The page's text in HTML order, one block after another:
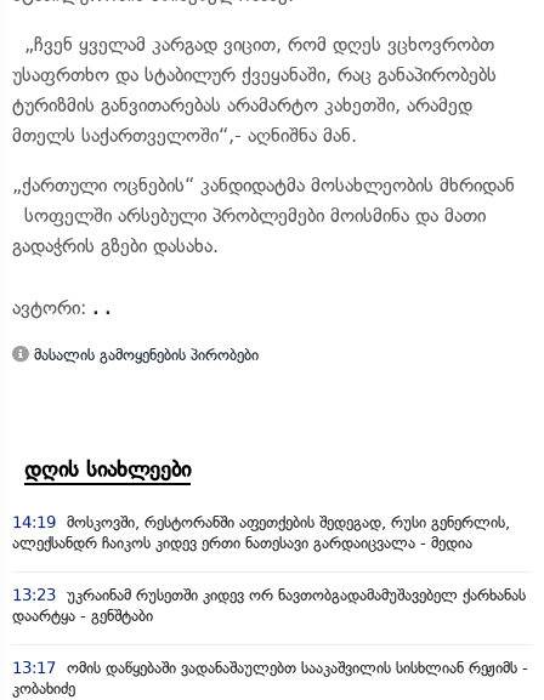
„ჩვენ ყველამ კარგად ვიცით, რომ დღეს ვცხოვრობთ
უსაფრთხო და სტაბილურ ქვეყანაში, რაც განაპირობებს
ტურიზმის განვითარებას არამარტო კახეთში, არამედ
მთელს საქართველოში“,- აღნიშნა მან.
„ქართული ოცნების“ კანდიდატმა მოსახლეობის მხრიდან
სოფელში არსებული პრობლემები მოისმინა და მათი
გადაჭრის გზები დასახა.
ავტორი: . .
მასალის გამოყენების პირობები
დღის სიახლეები
14:19 მოსკოვში, რესტორანში აფეთქების შედეგად, რუსი გენერლის,
ალექსანდრ ჩაიკოს კიდევ ერთი ნათესავი გარდაიცვალა - მედია
13:23 უკრაინამ რუსეთში კიდევ ორ ნავთობგადამამუშავებელ ქარხანას
დაარტყა - გენშტაბი
13:17 ომის დაწყებაში ვადანაშაულებთ სააკაშვილის სისხლიან რეჟიმს -
კობახიძე